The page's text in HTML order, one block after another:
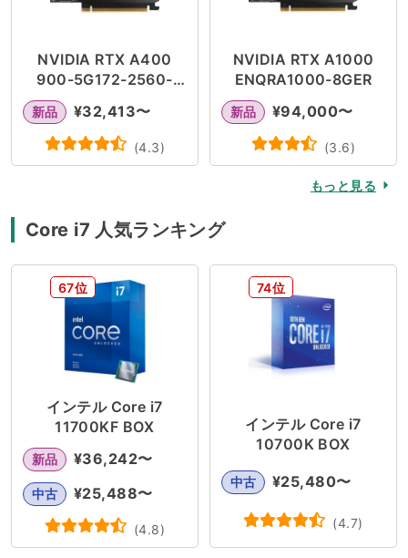
NVIDIA RTX A400
900-5G172-2560-
新品 ¥32,413〜
(4.3)
NVIDIA RTX A1000
ENQRA1000-8GER
新品 ¥94,000〜
(3.6)
もっと見る
Core i7 人気ランキング
67位
インテル Core i7
11700KF BOX
新品 ¥36,242〜
中古 ¥25,488〜
(4.8)
74位
インテル Core i7
10700K BOX
中古 ¥25,480〜
(4.7)